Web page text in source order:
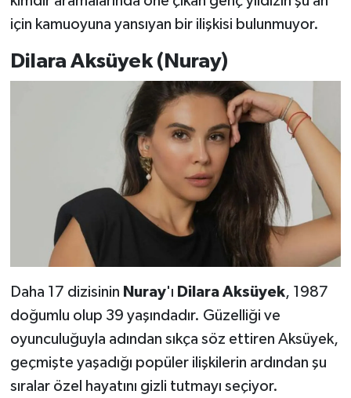
için kamuoyuna yansıyan bir ilişkisi bulunmuyor.
Dilara Aksüyek (Nuray)
Daha 17 dizisinin Nuray'ı Dilara Aksüyek, 1987
doğumlu olup 39 yaşındadır. Güzelliği ve
oyunculuğuyla adından sıkça söz ettiren Aksüyek,
geçmişte yaşadığı popüler ilişkilerin ardından şu
sıralar özel hayatını gizli tutmayı seçiyor.